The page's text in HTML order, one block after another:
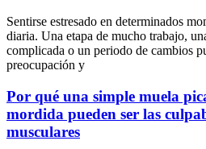
Sentirse estresado en determinados
diaria. Una etapa de mucho trabajo,
complicada o un periodo de cambios
preocupación y
Por qué una simple muela
mordida pueden ser las
musculares